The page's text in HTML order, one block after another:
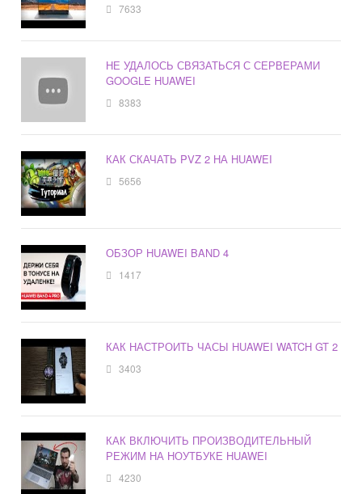
7633
НЕ УДАЛОСЬ СВЯЗАТЬСЯ С СЕРВЕРАМИ
GOOGLE HUAWEI
8383
КАК СКАЧАТЬ PVZ 2 НА HUAWEI
5656
ОБЗОР HUAWEI BAND 4
1417
КАК НАСТРОИТЬ ЧАСЫ HUAWEI WATCH GT 2
3403
КАК ВКЛЮЧИТЬ ПРОИЗВОДИТЕЛЬНЫЙ
РЕЖИМ НА НОУТБУКЕ HUAWEI
4230